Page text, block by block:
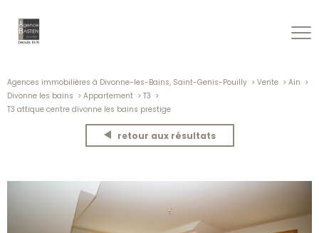
Agences immobilières à Divonne-les-Bains, Saint-Genis-Pouilly Vente
Ain
Divonne les bains
Appartement
T3
T3 attique centre divonne les bains prestige
retour aux résultats